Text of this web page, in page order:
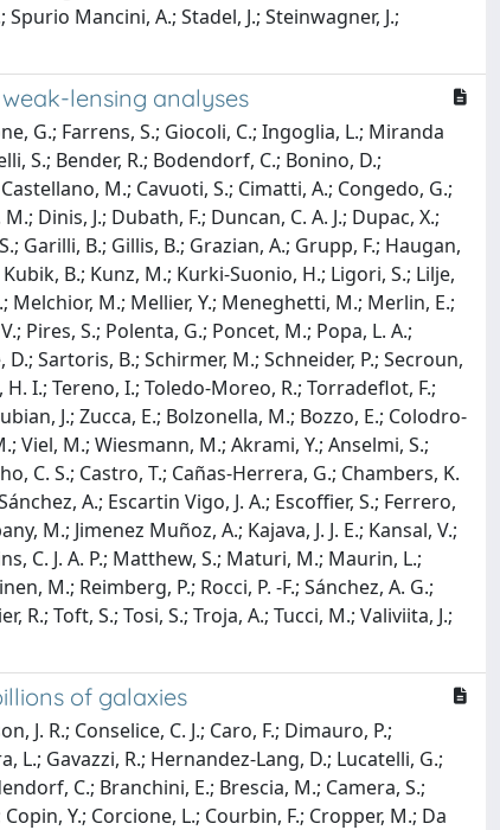
Mancini, A.; Stadel, J.; Steinwagner, J.;
lensing analyses
G.; Farrens, S.; Giocoli, C.; Ingoglia, L.; Miranda
S.; Bender, R.; Bodendorf, C.; Bonino, D.;
M.; Cavuoti, S.; Cimatti, A.; Congedo, G.;
Dinis, J.; Dubath, F.; Duncan, C. A. J.; Dupac, X.;
Garilli, B.; Gillis, B.; Grazian, A.; Grupp, F.; Haugan,
B.; Kunz, M.; Kurki-Suonio, H.; Ligori, S.; Lilje,
M.; Mellier, Y.; Meneghetti, M.; Merlin, E.;
Pires, S.; Polenta, G.; Poncet, M.; Popa, L. A.;
D.; Sartoris, B.; Schirmer, M.; Schneider, P.; Secroun,
H. I.; Tereno, I.; Toledo-Moreo, R.; Torradeflot, F.;
J.; Zucca, E.; Bolzonella, M.; Bozzo, E.; Colodro-
Viel, M.; Wiesmann, M.; Akrami, Y.; Anselmi, S.;
C. S.; Castro, T.; Cañas-Herrera, G.; Chambers, K.
A.; Escartin Vigo, J. A.; Escoffier, S.; Ferrero,
M.; Jimenez Muñoz, A.; Kajava, J. J. E.; Kansal, V.;
C. J. A. P.; Matthew, S.; Maturi, M.; Maurin, L.;
M.; Reimberg, P.; Rocci, P. -F.; Sánchez, A. G.;
Toft, S.; Tosi, S.; Troja, A.; Tucci, M.; Valiviita, J.;
of galaxies
R.; Conselice, C. J.; Caro, F.; Dimauro, P.;
L.; Gavazzi, R.; Hernandez-Lang, D.; Lucatelli, G.;
C.; Branchini, E.; Brescia, M.; Camera, S.;
Y.; Corcione, L.; Courbin, F.; Cropper, M.; Da